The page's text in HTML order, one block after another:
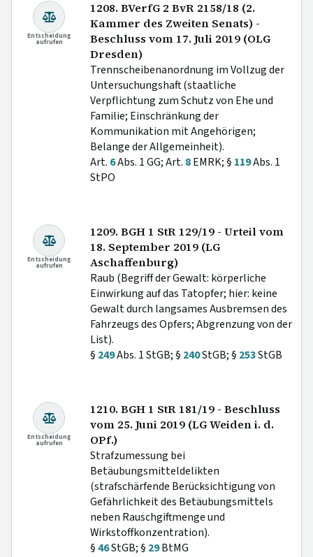
Entscheidung
aufrufen
1208. BVerfG 2 BvR 2158/18 (2.
Kammer des Zweiten Senats) -
Beschluss vom 17. Juli 2019 (OLG
Dresden)
Trennscheibenanordnung im Vollzug der
Untersuchungshaft (staatliche
Verpflichtung zum Schutz von Ehe und
Familie; Einschränkung der
Kommunikation mit Angehörigen;
Belange der Allgemeinheit).
Art. 6Abs. 1 GG; Art. 8EMRK; § 119Abs. 1
StPO
Entscheidung
aufrufen
1209. BGH 1 StR 129/19 - Urteil vom
18. September 2019 (LG
Aschaffenburg)
Raub (Begriff der Gewalt: körperliche
Einwirkung auf das Tatopfer; hier: keine
Gewalt durch langsames Ausbremsen des
Fahrzeugs des Opfers; Abgrenzung von der
List).
§ 249Abs. 1 StGB; § 240StGB; § 253StGB
Entscheidung
aufrufen
1210. BGH 1 StR 181/19 - Beschluss
vom 25. Juni 2019 (LG Weiden i. d.
OPf.)
Strafzumessung bei
Betäubungsmitteldelikten
(strafschärfende Berücksichtigung von
Gefährlichkeit des Betäubungsmittels
neben Rauschgiftmenge und
Wirkstoffkonzentration).
§46StGB; § 29BtMG